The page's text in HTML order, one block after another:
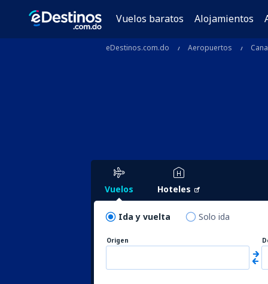
Vuelos baratos Alojamientos
eDestinos.com.do Aeropuertos
Vuelos Hoteles
Ida y vuelta Solo ida
Origen